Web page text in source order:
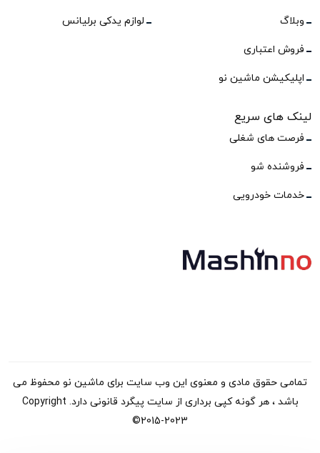
وبلاگ
فروش اعتباری
اپلیکیشن ماشین نو
لوازم یدکی برلیانس
لینک های سریع
فرصت های شغلی
فروشنده شو
خدمات خودرویی
تمامی حقوق مادی و معنوی این وب سایت برای ماشین نو محفوظ می
باشد ، هر گونه کپی برداری از سایت پیگرد قانونی دارد. Copyright
©2015-2023